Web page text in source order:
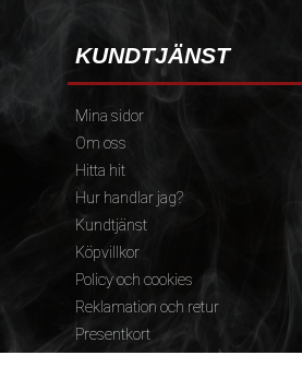
KUNDTJÄNST
Mina sidor
Om oss
Hitta hit
Hur handlar jag?
Kundtjänst
Köpvillkor
Policy och cookies
Reklamation och retur
Presentkort